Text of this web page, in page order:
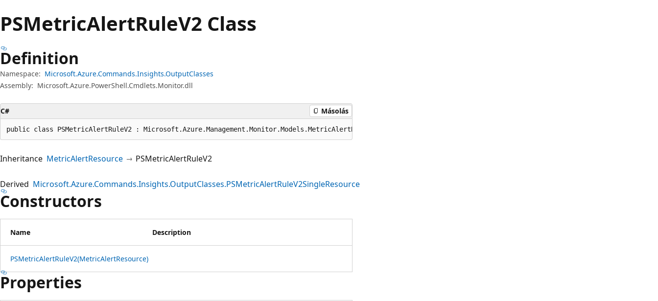
PSMetricAlertRuleV2 Class
Definition
Namespace: Microsoft.Azure.Commands.Insights.OutputClasses
Assembly: Microsoft.Azure.PowerShell.Cmdlets.Monitor.dll
C# Másolás
public class PSMetricAlertRuleV2 : Microsoft.Azure.Management.Monitor.Models.MetricAlertResource
Inheritance MetricAlertResource PSMetricAlertRuleV2
Derived Microsoft.Azure.Commands.Insights.OutputClasses.PSMetricAlertRuleV2SingleResource
Constructors
Name Description
PSMetricAlertRuleV2(MetricAlertResource)
Properties